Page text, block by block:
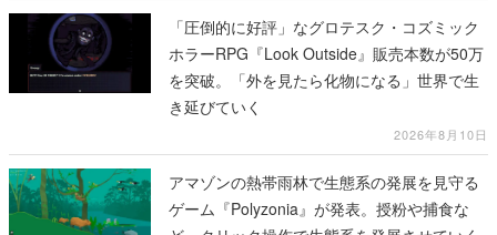
「圧倒的に好評」なグロテスク・コズミック
ホラーRPG『Look Outside』販売本数が50万
を突破。「外を見たら化物になる」世界で生
き延びていく
2026年8月10日
アマゾンの熱帯雨林で生態系の発展を見守る
ゲーム『Polyzonia』が発表。授粉や捕食な